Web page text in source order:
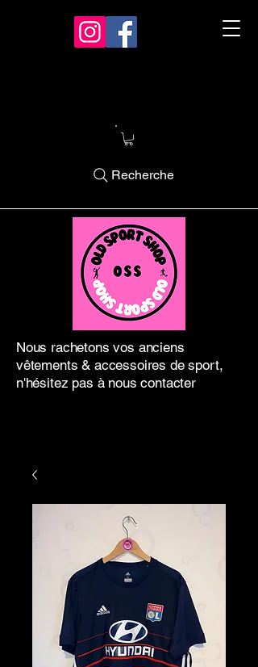
Nous rachetons vos anciens
vêtements & accessoires de sport,
n'hésitez pas à nous contacter
Recherche